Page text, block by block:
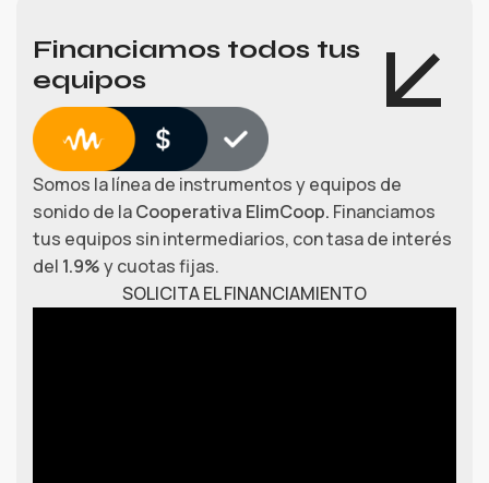
Financiamos todos tus
equipos
Somos la línea de instrumentos y equipos de
sonido de laCooperativa ElimCoop. Financiamos
tus equipos sin intermediarios, con tasa de interés
del 1.9%y cuotas fijas.
SOLICITA EL FINANCIAMIENTO